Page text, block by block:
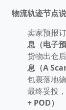
物流轨迹节点
卖家预报
息（电子预
货物出仓
息（A
包裹落地
最终妥投
+ POD）